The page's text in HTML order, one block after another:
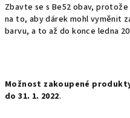
Zbavte se s Be52 obav,
na to, aby dárek mohl vyměnit
barvu, a to až do konce ledna
Možnost zakoupené
do 31. 1. 2022.